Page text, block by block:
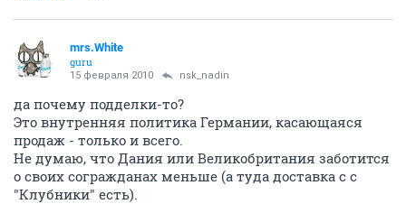
mrs.White
guru
15 февраля 2010 nsk_nadin
да почему подделки-то?
Это внутренняя политика Германии, касающаяся
продаж - только и всего.
Не думаю, что Дания или Великобритания заботится
о своих согражданах меньше (а туда доставка с с
"Клубники" есть).